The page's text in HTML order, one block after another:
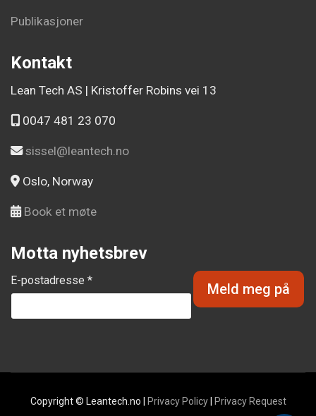
Publikasjoner
Kontakt
Lean Tech AS | Kristoffer Robins vei 13
0047 481 23 070
sissel@leantech.no
Oslo, Norway
Book et møte
Motta nyhetsbrev
E-postadresse *
Copyright © Leantech.no | Privacy Policy| Privacy Request